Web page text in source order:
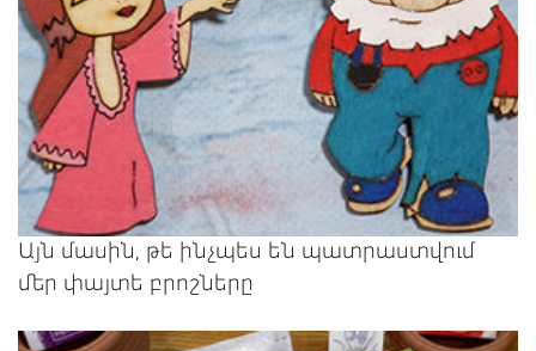
Այն մասին, թե ինչպես են պատրաստվում
մեր փայտե բրոշները